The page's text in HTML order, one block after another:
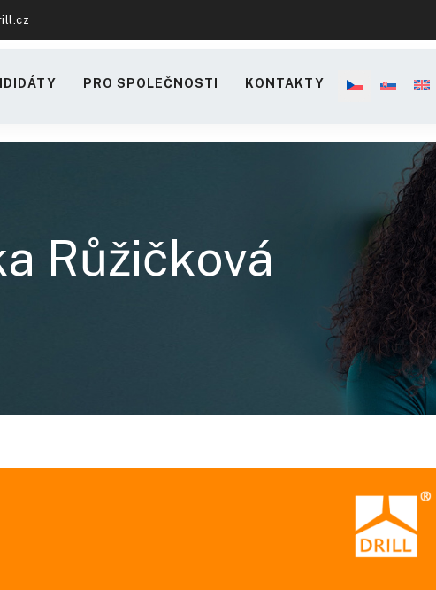
PRO SPOLEČNOSTI KONTAKTY
Růžičková